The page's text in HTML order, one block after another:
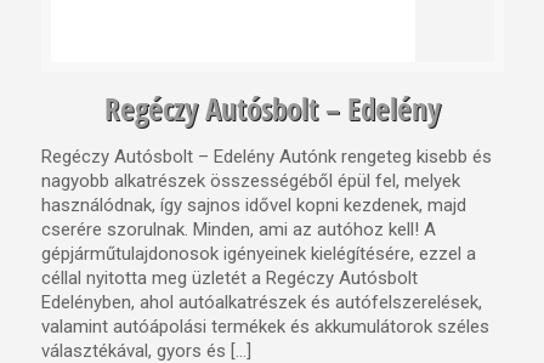
Regéczy Autósbolt – Edelény
Regéczy Autósbolt – Edelény Autónk rengeteg kisebb és
nagyobb alkatrészek összességéből épül fel, melyek
használódnak, így sajnos idővel kopni kezdenek, majd
cserére szorulnak. Minden, ami az autóhoz kell! A
gépjárműtulajdonosok igényeinek kielégítésére, ezzel a
céllal nyitotta meg üzletét a Regéczy Autósbolt
Edelényben, ahol autóalkatrészek és autófelszerelések,
valamint autóápolási termékek és akkumulátorok széles
választékával, gyors és […]